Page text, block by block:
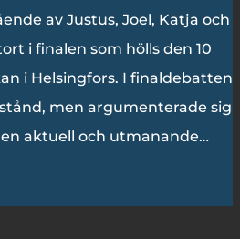
av Justus, Joel, Katja och
i finalen som hölls den 10
i Helsingfors. I finaldebatten
men argumenterade sig
aktuell och utmanande…